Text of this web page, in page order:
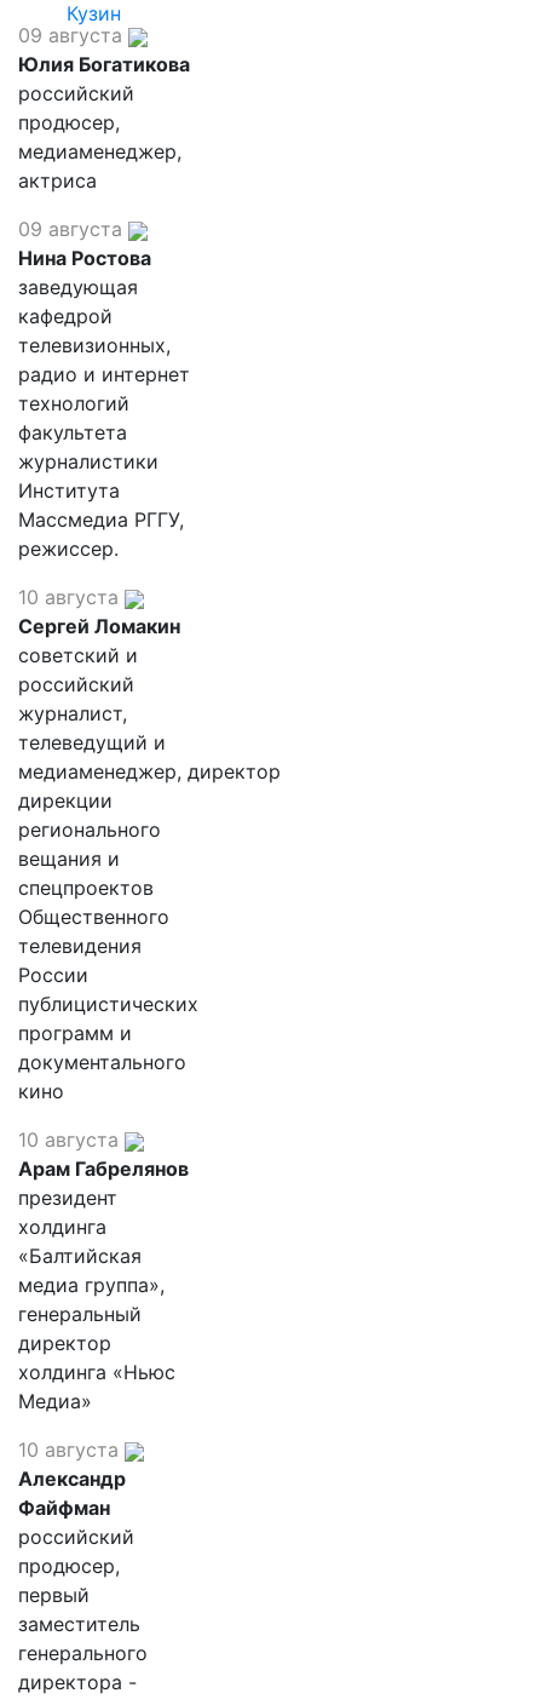
Кузин
09 августа
Юлия Богатикова
российский
продюсер,
медиаменеджер,
актриса
09 августа
Нина Ростова
заведующая
кафедрой
телевизионных,
радио и интернет
технологий
факультета
журналистики
Института
Массмедиа РГГУ,
режиссер.
10 августа
Сергей Ломакин
советский и
российский
журналист,
телеведущий и
медиаменеджер, директор
дирекции
регионального
вещания и
спецпроектов
Общественного
телевидения
России
публицистических
программ и
документального
кино
10 августа
Арам Габрелянов
президент
холдинга
«Балтийская
медиа группа»,
генеральный
директор
холдинга «Ньюс
Медиа»
10 августа
Александр
Файфман
российский
продюсер,
первый
заместитель
генерального
директора -